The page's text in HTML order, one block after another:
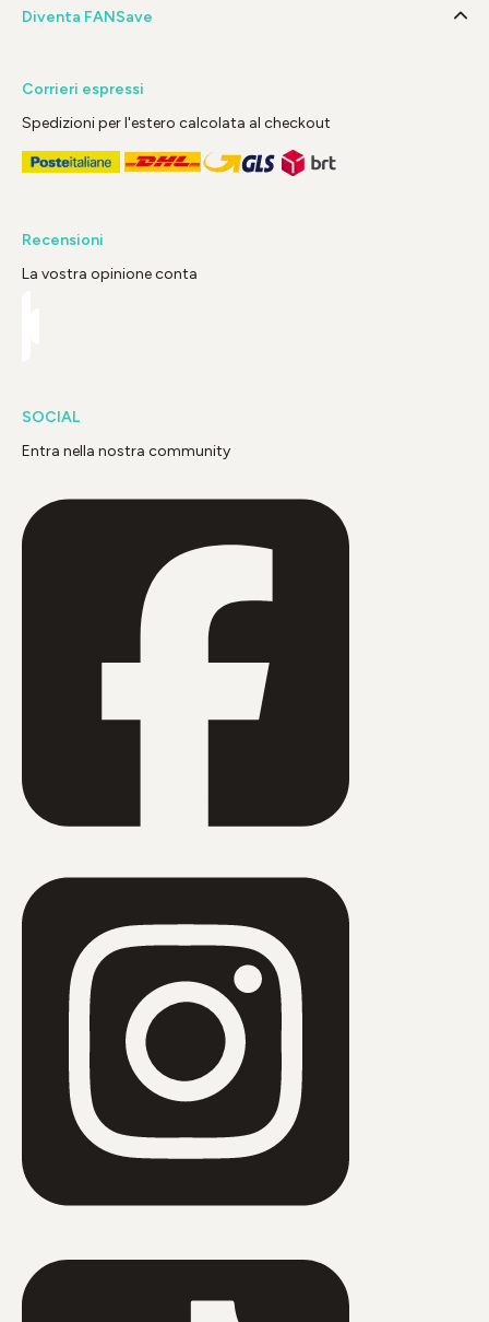
Diventa FANSave
Corrieri espressi
Spedizioni per l'estero calcolata al checkout
Recensioni
La vostra opinione conta
SOCIAL
Entra nella nostra community